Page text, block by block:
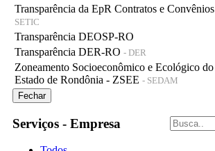
Transparência da EpR Contratos e Convênios
SETIC
Transparência DEOSP-RO
Transparência DER-RO - DER
Zoneamento Socioeconômico e Ecológico do
Estado de Rondônia - ZSEE - SEDAM
Fechar
Serviços - Empresa